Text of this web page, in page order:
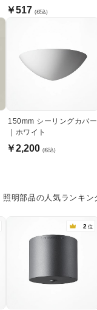
￥517 (税込)
150mm シーリングカバー
｜ホワイト
￥2,200 (税込)
照明部品の人気ランキン
2 位